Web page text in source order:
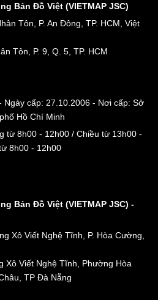
Bản Đồ Việt (VIETMAP JSC)
Tôn, P. An Đông, TP. HCM, Việt
Tôn, P. 9, Q. 5, TP. HCM
Ngày cấp: 27.10.2006 - Nơi cấp: Sở
Hồ Chí Minh
từ 8h00 - 12h00 / Chiều từ 13h00 -
8h00 - 12h00
Bản Đồ Việt (VIETMAP JSC) -
Xô Viết Nghệ Tĩnh, P. Hòa Cường,
Xô Viết Nghệ Tĩnh, Phường Hòa
TP Đà Nẵng